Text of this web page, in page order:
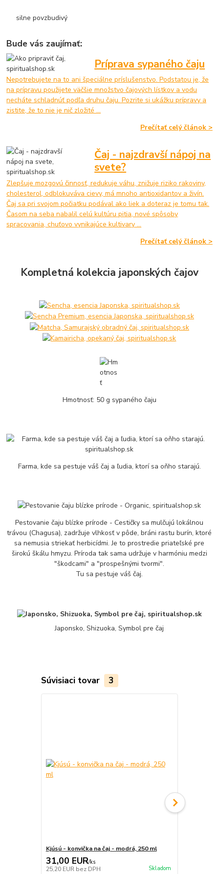
silne povzbudivý
Bude vás zaujímať:
Príprava sypaného čaju
Nepotrebujete na to ani špeciálne príslušenstvo. Podstatou je, že
na prípravu použijete väčšie množstvo čajových lístkov a vodu
necháte schladnúť podľa druhu čaju. Pozrite si ukážku prípravy a
zistite, že to nie je nič zložité ...
Prečítať celý článok >
Čaj - najzdravší nápoj na
svete?
Zlepšuje mozgovú činnosť, redukuje váhu, znižuje riziko rakoviny,
cholesterol, odblokuváva cievy, má mnoho antioxidantov a živín.
Čaj sa pri svojom počiatku podával ako liek a doteraz je tomu tak.
Časom na seba nabalil celú kultúru pitia, nové spôsoby
spracovania, chuťovo vynikajúce kultivary ...
Prečítať celý článok >
Kompletná kolekcia japonských čajov
Hmotnosť: 50 g sypaného čaju
Farma, kde sa pestuje váš čaj a ľudia, ktorí sa oňho starajú.
Pestovanie čaju blízke prírode - Cestičky sa mulčujú lokálnou
trávou (Chagusa), zadržuje vlhkosť v pôde, bráni rastu burín, ktoré
sa nemusia striekať herbicídmi. Je to prostredie priateľské pre
širokú škálu hmyzu. Príroda tak sama udržuje v harmóniu medzi
"škodcami" a "prospešnými tvormi".
Tu sa pestuje váš čaj.
Japonsko, Shizuoka, Symbol pre čaj
Súvisiaci tovar 3
Kjúsú - konvička na čaj - modrá, 250 ml
31,00 EUR/ks
25,20 EUR bez DPH Skladom